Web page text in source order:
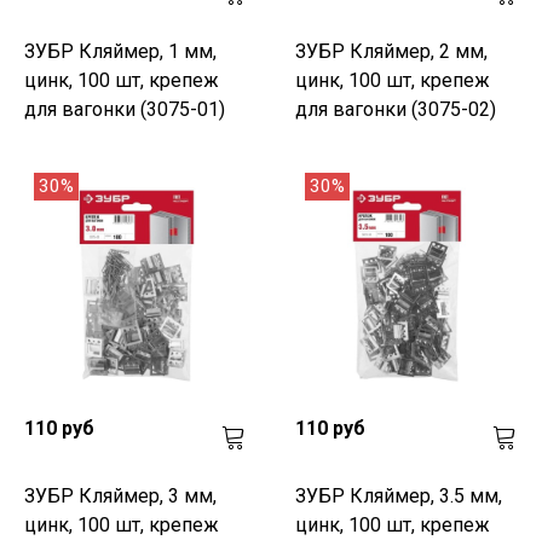
ЗУБР Кляймер, 1 мм,
цинк, 100 шт, крепеж
для вагонки (3075-01)
ЗУБР Кляймер, 2 мм,
цинк, 100 шт, крепеж
для вагонки (3075-02)
30%
110 руб
ЗУБР Кляймер, 3 мм,
цинк, 100 шт, крепеж
30%
110 руб
ЗУБР Кляймер, 3.5 мм,
цинк, 100 шт, крепеж